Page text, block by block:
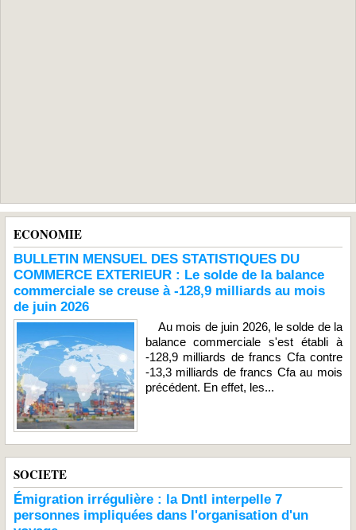
ECONOMIE
BULLETIN MENSUEL DES STATISTIQUES DU
COMMERCE EXTERIEUR : Le solde de la balance
commerciale se creuse à -128,9 milliards au mois
de juin 2026
Au mois de juin 2026, le solde de la
balance commerciale s'est établi à
-128,9 milliards de francs Cfa contre
-13,3 milliards de francs Cfa au mois
précédent. En effet, les...
SOCIETE
Émigration irrégulière : la Dntl interpelle 7
personnes impliquées dans l'organisation d'un